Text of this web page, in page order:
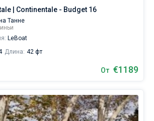
| Continentale - Budget 16
Танне
LeBoat
Длина: 42 фт
От €1189